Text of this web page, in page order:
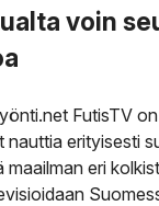
voin
FutisTV
nauttia erityisesti
maailman eri